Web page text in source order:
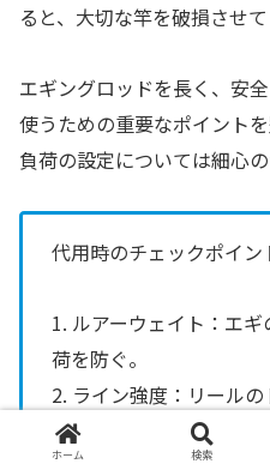
ると、大切な竿を破損させ
エギングロッドを長く、安
使うための重要なポイント
負荷の設定については細心
代用時のチェックポイン
1. ルアーウェイト：エ
荷を防ぐ。
2. ライン強度：リール
い、竿への負担を逃がす。
ホーム 検索